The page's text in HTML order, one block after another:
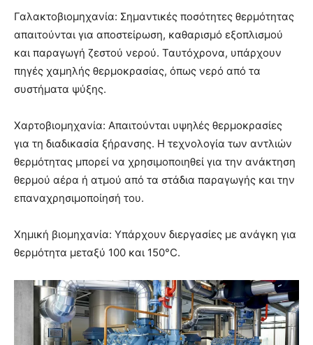
Γαλακτοβιομηχανία: Σημαντικές ποσότητες θερμότητας
απαιτούνται για αποστείρωση, καθαρισμό εξοπλισμού
και παραγωγή ζεστού νερού. Ταυτόχρονα, υπάρχουν
πηγές χαμηλής θερμοκρασίας, όπως νερό από τα
συστήματα ψύξης.
Χαρτοβιομηχανία: Απαιτούνται υψηλές θερμοκρασίες
για τη διαδικασία ξήρανσης. Η τεχνολογία των αντλιών
θερμότητας μπορεί να χρησιμοποιηθεί για την ανάκτηση
θερμού αέρα ή ατμού από τα στάδια παραγωγής και την
επαναχρησιμοποίησή του.
Χημική βιομηχανία: Υπάρχουν διεργασίες με ανάγκη για
θερμότητα μεταξύ 100 και 150°C.